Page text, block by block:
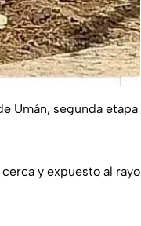
Umán, segunda etapa
y expuesto al rayo